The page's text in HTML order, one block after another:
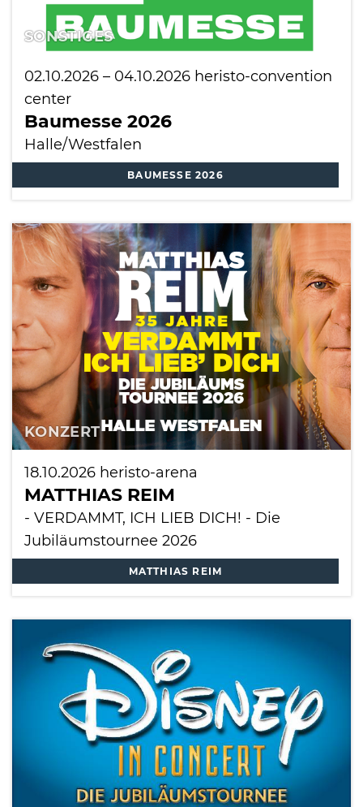
SONSTIGES
02.10.2026 – 04.10.2026 heristo-convention
center
Baumesse 2026
Halle/Westfalen
BAUMESSE 2026
KONZERT
18.10.2026 heristo-arena
MATTHIAS REIM
- VERDAMMT, ICH LIEB DICH! - Die
Jubiläumstournee 2026
MATTHIAS REIM